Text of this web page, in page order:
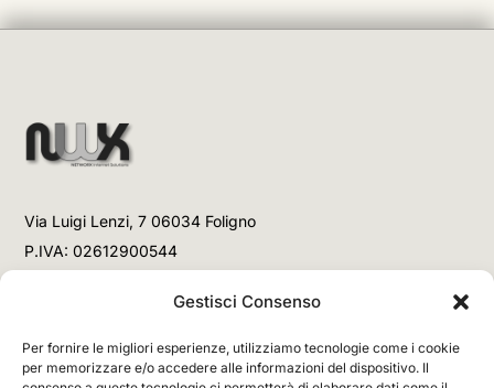
Gestisci Consenso
Per fornire le migliori esperienze, utilizziamo tecnologie come i cookie
per memorizzare e/o accedere alle informazioni del dispositivo. Il
Via Luigi Lenzi, 7 06034 Foligno
P.IVA: 02612900544
+39 3477853708 (Chiamata)